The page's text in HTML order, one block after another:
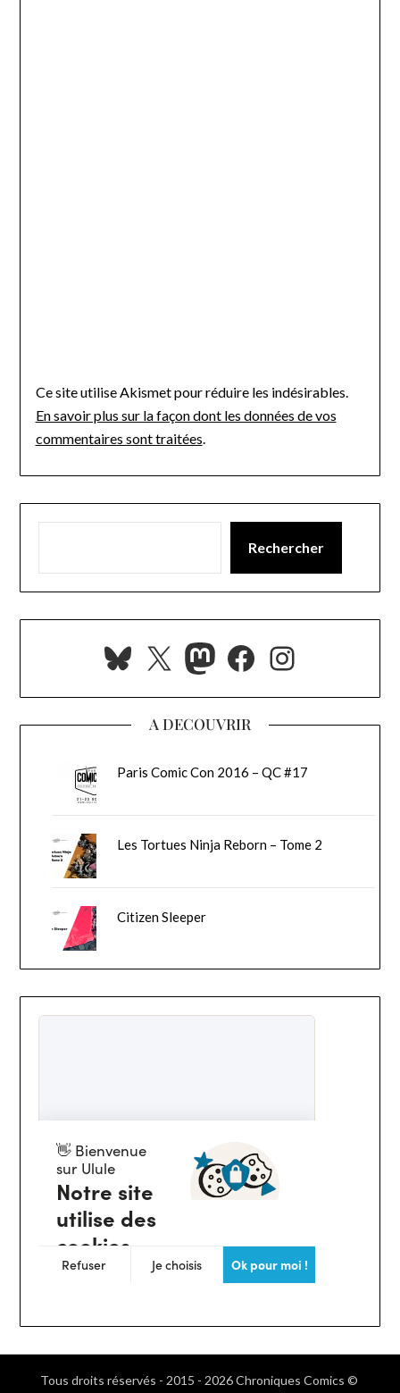
Ce site utilise Akismet pour réduire les indésirables.
En savoir plus sur la façon dont les données de vos
commentaires sont traitées
Rechercher
Bluesky
X Mastodon
Facebook
A DECOUVRIR
Paris Comic Con 2016 – QC #17
Les Tortues Ninja Reborn – Tome 2
Citizen Sleeper
Tous droits réservés - 2015 - 2026 Chroniques Comics ©